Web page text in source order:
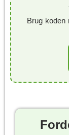
Brug koden